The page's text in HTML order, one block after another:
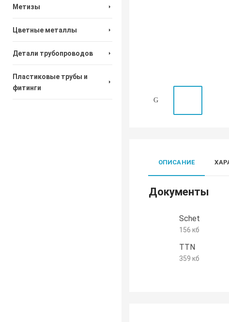
Метизы
Цветные металлы
Детали трубопроводов
Пластиковые трубы и
фитинги
ОПИСАНИЕ
Документы
Schet
156 кб
TTN
359 кб